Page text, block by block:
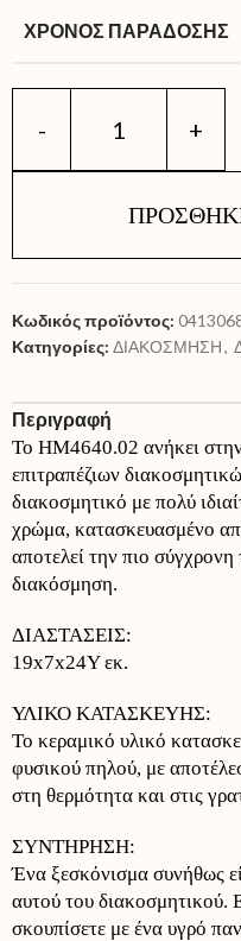
ΧΡΌΝΟΣ ΠΑΡΆΔΟΣΗΣ
Κωδικός προϊόντος:
Κατηγορίες: ΔΙΑΚΟΣΜΗΣΗ,
Περιγραφή
Το HM4640.02 ανήκει
επιτραπέζιων
διακοσμητικό με πολύ
χρώμα, κατασκευασμένο
αποτελεί την πιο
διακόσμηση.
ΔΙΑΣΤΑΣΕΙΣ:
19x7x24Y εκ.
ΥΛΙΚΟ ΚΑΤΑΣΚΕΥΗΣ:
Το κεραμικό υλικό
φυσικού πηλού, με
στη θερμότητα και στις
ΣΥΝΤΗΡΗΣΗ:
Ένα ξεσκόνισμα συνήθως
αυτού του διακοσμητικού.
σκουπίσετε με ένα υγρό